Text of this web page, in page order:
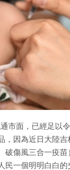
市面，已經足以
因為近日大陸
傷風三合一疫
一個明明白白的